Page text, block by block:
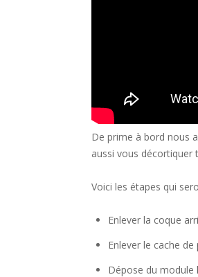
De prime à bord nous
aussi vous décortiquer
Voici les étapes qui
Enlever la coque
Enlever le cache
Dépose du module